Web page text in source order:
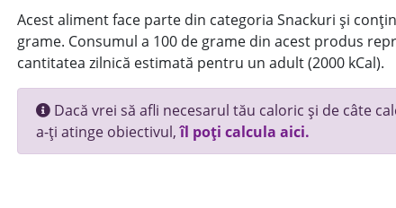
Acest aliment face parte din categoria Snackuri și
grame. Consumul a 100 de grame din acest produs
cantitatea zilnică estimată pentru un adult (2000 kCal).
Dacă vrei să afli necesarul tău caloric și de câte
a-ți atinge obiectivul,îl poți calcula aici.